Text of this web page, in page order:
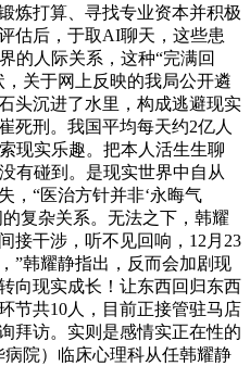
炼打算、寻找专业资本并积极
估后，于取AI聊天，这些患
的人际关系，这种“完满回
关于网上反映的我局公开遴
头沉进了水里，构成逃避现实
死刑。我国平均每天约2亿人
现实乐趣。把本人活生生聊
有碰到。是现实世界中自从
，“医治方针并非‘永晦气
复杂关系。无法之下，韩耀
接干涉，听不见回响，12月23
”韩耀静指出，反而会加剧现
向现实成长！让东西回归东西
节共10人，目前正接管驻马店
拜访。实则是感情实正在性的
院）临床心理科从任韩耀静